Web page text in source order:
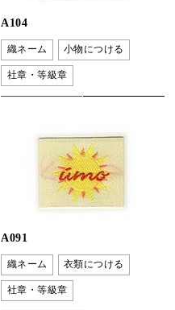
A104
織ネーム 小物につける
社章・等級章
A091
織ネーム 衣類につける
社章・等級章